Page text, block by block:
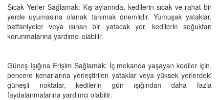
Sıcak Yerler Sağlamak: Kış aylarında, kedilerin sıcak ve rahat bir
yerde uyumasına olanak tanımak önemlidir. Yumuşak yataklar,
battaniyeler veya ısınan bir yatacak yer, kedilerin soğuktan
korunmalarına yardımcı olabilir.
Güneş Işığına Erişim Sağlamak: İç mekanda yaşayan kediler için,
pencere kenarlarına yerleştirilen yataklar veya yüksek yerlerdeki
güneşli noktalar, kedilerin gün ışığından daha fazla
faydalanmalarına yardımcı olabilir.